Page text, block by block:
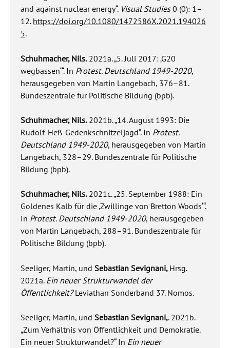
and against nuclear energy“. Visual Studies0 (0): 1–
12.https://doi.org/10.1080/1472586X.2021.194026
5.
Schuhmacher, Nils.2021a. „5. Juli 2017: ‚G20
wegbassen‘“. In Protest. Deutschland 1949-2020,
herausgegeben von Martin Langebach, 376–81.
Bundeszentrale für Politische Bildung (bpb).
Schuhmacher, Nils.2021b. „14. August 1993: Die
Rudolf-Heß-Gedenkschnitzeljagd“. In Protest.
Deutschland 1949-2020, herausgegeben von Martin
Langebach, 328–29. Bundeszentrale für Politische
Bildung (bpb).
Schuhmacher, Nils.2021c. „25. September 1988: Ein
Goldenes Kalb für die ‚Zwillinge von Bretton Woods‘“.
In Protest. Deutschland 1949-2020, herausgegeben
von Martin Langebach, 288–91. Bundeszentrale für
Politische Bildung (bpb).
Seeliger, Martin, und Sebastian Sevignani,Hrsg.
2021a.Ein neuer Strukturwandel der
Öffentlichkeit?Leviathan Sonderband 37. Nomos.
Seeliger, Martin, und Sebastian Sevignani,. 2021b.
„Zum Verhältnis von Öffentlichkeit und Demokratie.
Ein neuer Strukturwandel?“ In Ein neuer